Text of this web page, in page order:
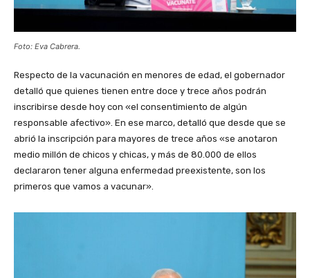
Foto: Eva Cabrera.
Respecto de la vacunación en menores de edad, el gobernador
detalló que quienes tienen entre doce y trece años podrán
inscribirse desde hoy con «el consentimiento de algún
responsable afectivo». En ese marco, detalló que desde que se
abrió la inscripción para mayores de trece años «se anotaron
medio millón de chicos y chicas, y más de 80.000 de ellos
declararon tener alguna enfermedad preexistente, son los
primeros que vamos a vacunar».